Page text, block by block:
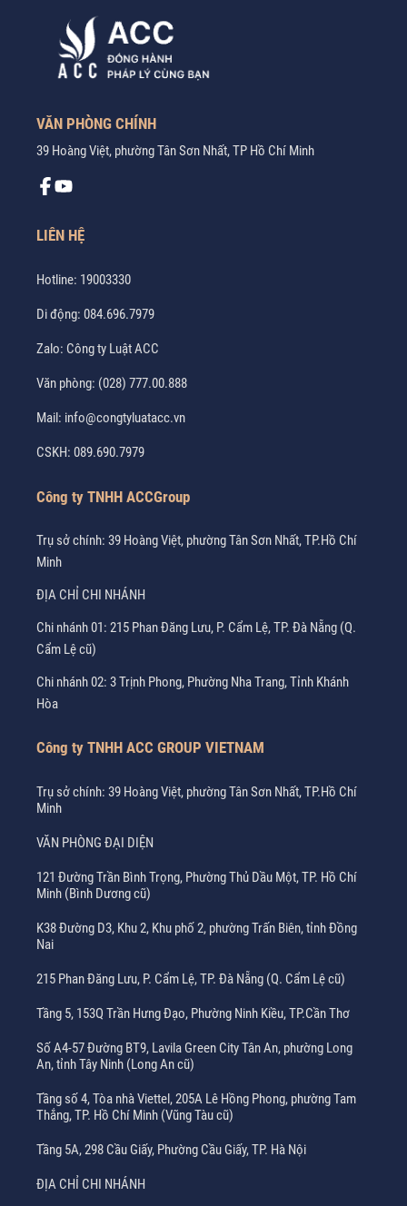
VĂN PHÒNG CHÍNH
39 Hoàng Việt, phường Tân Sơn Nhất, TP Hồ Chí Minh
LIÊN HỆ
Hotline: 19003330
Di động: 084.696.7979
Zalo: Công ty Luật ACC
Văn phòng: (028) 777.00.888
Mail: info@congtyluatacc.vn
CSKH: 089.690.7979
Công ty TNHH ACCGroup
Trụ sở chính: 39 Hoàng Việt, phường Tân Sơn Nhất, TP.Hồ Chí
Minh
ĐỊA CHỈ CHI NHÁNH
Chi nhánh 01: 215 Phan Đăng Lưu, P. Cẩm Lệ, TP. Đà Nẵng (Q.
Cẩm Lệ cũ)
Chi nhánh 02: 3 Trịnh Phong, Phường Nha Trang, Tỉnh Khánh
Hòa
Công ty TNHH ACC GROUP VIETNAM
Trụ sở chính: 39 Hoàng Việt, phường Tân Sơn Nhất, TP.Hồ Chí
Minh
VĂN PHÒNG ĐẠI DIỆN
121 Đường Trần Bình Trọng, Phường Thủ Dầu Một, TP. Hồ Chí
Minh (Bình Dương cũ)
K38 Đường D3, Khu 2, Khu phố 2, phường Trấn Biên, tỉnh Đồng
Nai
215 Phan Đăng Lưu, P. Cẩm Lệ, TP. Đà Nẵng (Q. Cẩm Lệ cũ)
Tầng 5, 153Q Trần Hưng Đạo, Phường Ninh Kiều, TP.Cần Thơ
Số A4-57 Đường BT9, Lavila Green City Tân An, phường Long
An, tỉnh Tây Ninh (Long An cũ)
Tầng số 4, Tòa nhà Viettel, 205A Lê Hồng Phong, phường Tam
Thắng, TP. Hồ Chí Minh (Vũng Tàu cũ)
Tầng 5A, 298 Cầu Giấy, Phường Cầu Giấy, TP. Hà Nội
ĐỊA CHỈ CHI NHÁNH